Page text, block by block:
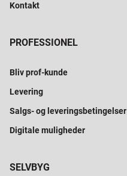
Kontakt
PROFESSIONEL
Bliv prof-kunde
Levering
Salgs- og leveringsbetingelser
Digitale muligheder
SELVBYG